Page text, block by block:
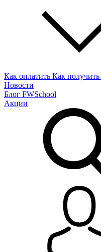
Как оплатить Как получить
Новости
Блог FWSchool
Акции